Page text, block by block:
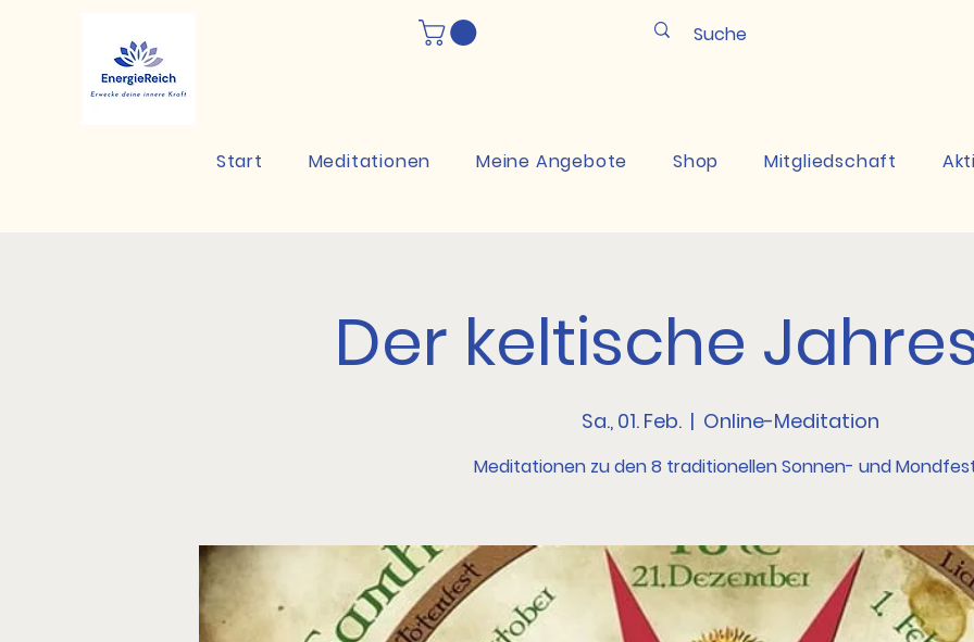
Start Meditationen Meine Angebote Shop Mitgliedschaft
Der keltische
Sa., 01. Feb.
  |
Online-Meditation
Meditationen zu den 8 traditionellen Sonnen- und